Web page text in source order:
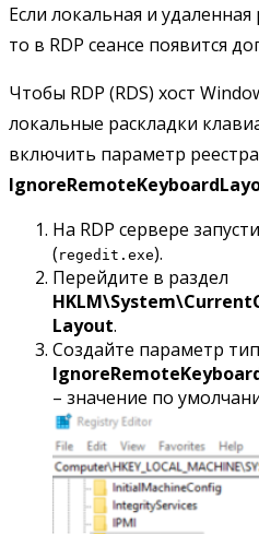
Если локальная и
то в RDP сеансе появится
Чтобы RDP (RDS) хост
локальные раскладки
включить параметр реестра
На RDP сервере
(regedit.exe).
Перейдите в раздел
Layout.
Создайте параметр
– значение по